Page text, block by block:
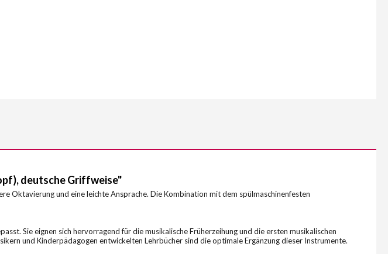
deutsche Griffweise"
Oktavierung und eine leichte Ansprache. Die Kombination mit dem spülmaschinenfesten
Sie eignen sich hervorragend für die musikalische Früherzeihung und die ersten musikalischen
und Kinderpädagogen entwickelten Lehrbücher sind die optimale Ergänzung dieser Instrumente.